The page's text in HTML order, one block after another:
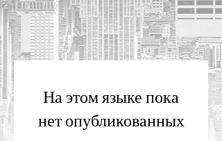
На этом языке пока
нет опубликованных